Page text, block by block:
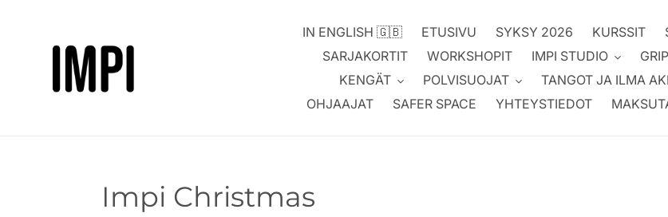
IN ENGLISH 🇬🇧 ETUSIVU SYKSY 2026 KURSSIT
SARJAKORTIT
WORKSHOPIT IMPI STUDIO
KENGÄT
POLVISUOJAT
TANGOT JA ILMA
OHJAAJAT
SAFER SPACE YHTEYSTIEDOT
Impi Christmas